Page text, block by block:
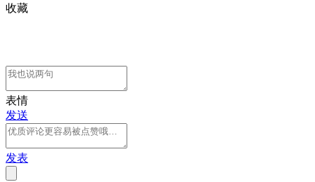
收藏
表情
发送
发表